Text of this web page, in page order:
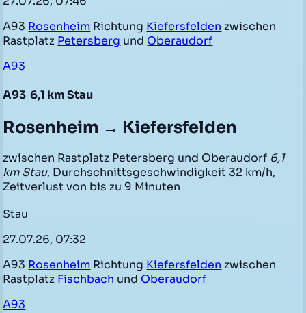
A93 Rosenheim Richtung Kiefersfelden zwischen
Rastplatz Petersberg und Oberaudorf
A93
A93 6,1 km Stau
Rosenheim → Kiefersfelden
zwischen Rastplatz Petersberg und Oberaudorf 6,1
km Stau, Durchschnittsgeschwindigkeit 32 km/h,
Zeitverlust von bis zu 9 Minuten
Stau
27.07.26, 07:32
A93 Rosenheim Richtung Kiefersfelden zwischen
Rastplatz Fischbach und Oberaudorf
A93